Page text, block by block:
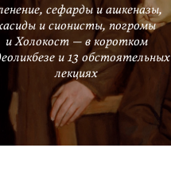
сефарды и ашкеназы,
и сионисты, погромы
и Холокост — в коротком
и 13 обстоятельных
лекциях